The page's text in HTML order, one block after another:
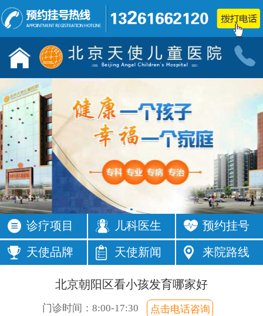
儿童发育行为科门诊
按病种
多动症 抽动症
发育迟缓
语言障碍
遗尿症
矮小症
自闭症
注意力不集
中
按症状
活动过多 频繁眨眼
发育落后
成绩差
小儿神经
智力发育
缓
癫痫
按症状
常流口水
诊疗项目 儿科医生 预约挂号
天使品牌 天使新闻 来院路线
北京朝阳区看小孩发育哪家好
门诊时间：8:00-17:30 点击电话咨询